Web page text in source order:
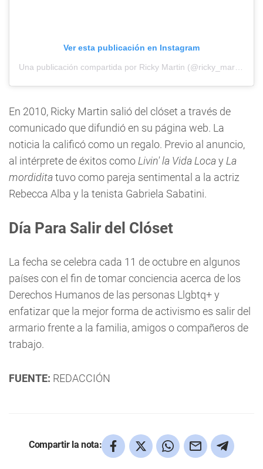
Ver esta publicación en Instagram
En 2010, Ricky Martin salió del clóset a través de
comunicado que difundió en su página web. La
noticia la calificó como un regalo. Previo al anuncio,
al intérprete de éxitos como Livin' la Vida Locay La
mordiditatuvo como pareja sentimental a la actriz
Rebecca Alba y la tenista Gabriela Sabatini.
Día Para Salir del Clóset
La fecha se celebra cada 11 de octubre en algunos
países con el fin de tomar conciencia acerca de los
Derechos Humanos de las personas Llgbtq+ y
enfatizar que la mejor forma de activismo es salir del
armario frente a la familia, amigos o compañeros de
trabajo.
FUENTE: REDACCIÓN
Compartir la nota: